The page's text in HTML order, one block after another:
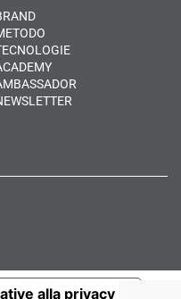
alla privacy